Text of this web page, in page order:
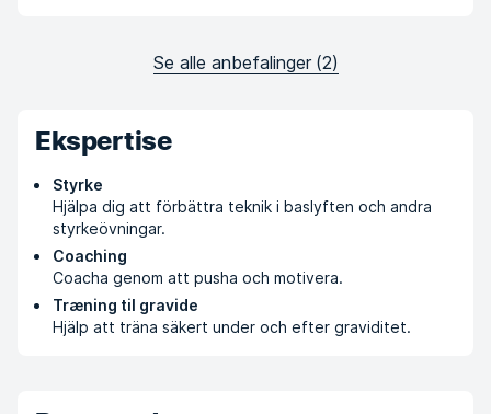
Se alle anbefalinger (2)
Ekspertise
Styrke
Hjälpa dig att förbättra teknik i baslyften och andra
styrkeövningar.
Coaching
Coacha genom att pusha och motivera.
Træning til gravide
Hjälp att träna säkert under och efter graviditet.